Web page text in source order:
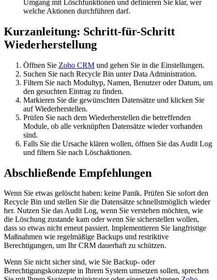
Umgang mit Löschfunktionen und definieren Sie klar, wer
welche Aktionen durchführen darf.
Kurzanleitung: Schritt-für-Schritt
Wiederherstellung
Öffnen Sie Zoho CRM und gehen Sie in die Einstellungen.
Suchen Sie nach Recycle Bin unter Data Administration.
Filtern Sie nach Modultyp, Namen, Benutzer oder Datum, um
den gesuchten Eintrag zu finden.
Markieren Sie die gewünschten Datensätze und klicken Sie
auf Wiederherstellen.
Prüfen Sie nach dem Wiederherstellen die betreffenden
Module, ob alle verknüpften Datensätze wieder vorhanden
sind.
Falls Sie die Ursache klären wollen, öffnen Sie das Audit Log
und filtern Sie nach Löschaktionen.
Abschließende Empfehlungen
Wenn Sie etwas gelöscht haben: keine Panik. Prüfen Sie sofort den
Recycle Bin und stellen Sie die Datensätze schnellstmöglich wieder
her. Nutzen Sie das Audit Log, wenn Sie verstehen möchten, wie
die Löschung zustande kam oder wenn Sie sicherstellen wollen,
dass so etwas nicht erneut passiert. Implementieren Sie langfristige
Maßnahmen wie regelmäßige Backups und restriktive
Berechtigungen, um Ihr CRM dauerhaft zu schützen.
Wenn Sie nicht sicher sind, wie Sie Backup- oder
Berechtigungskonzepte in Ihrem System umsetzen sollen, sprechen